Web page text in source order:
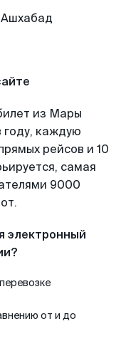
из Мары
году, каждую
рейсов и 10
самая
9000
электронный
от и до